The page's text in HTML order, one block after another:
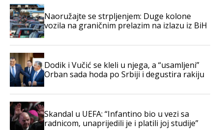
Naoružajte se strpljenjem: Duge kolone
vozila na graničnim prelazim na izlazu iz BiH
Dodik i Vučić se kleli u njega, a “usamljeni”
Orban sada hoda po Srbiji i degustira rakiju
Skandal u UEFA: “Infantino bio u vezi sa
radnicom, unaprijedili je i platili joj studije”